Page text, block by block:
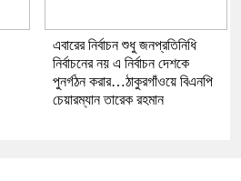
এবারের নির্বাচন শুধু জনপ্রতিনিধি
নির্বাচনের নয় এ নির্বাচন দেশকে
পুনর্গঠন করার…ঠাকুরগাঁওয়ে বিএনপি
চেয়ারম্যান তারেক রহমান